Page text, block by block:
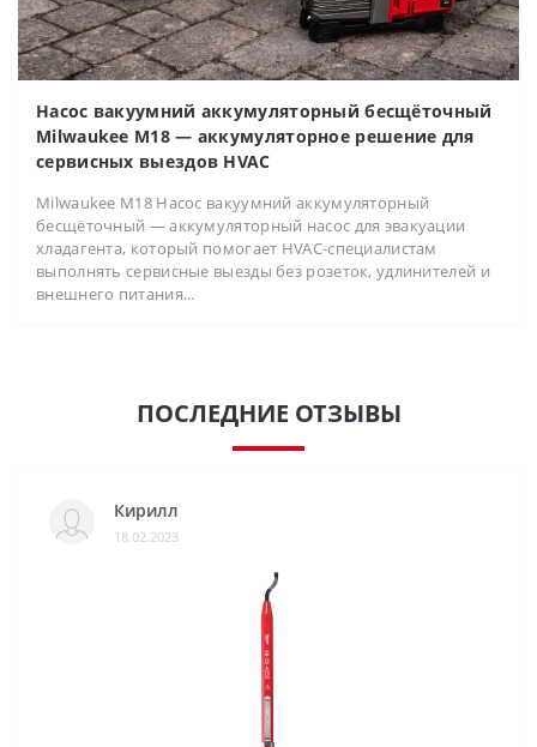
Насос вакуумний аккумуляторный бесщёточный
Milwaukee M18 — аккумуляторное решение для
сервисных выездов HVAC
Milwaukee M18 Насос вакуумний аккумуляторный
бесщёточный — аккумуляторный насос для эвакуации
хладагента, который помогает HVAC-специалистам
выполнять сервисные выезды без розеток, удлинителей и
внешнего питания...
ПОСЛЕДНИЕ ОТЗЫВЫ
Кирилл
18.02.2023